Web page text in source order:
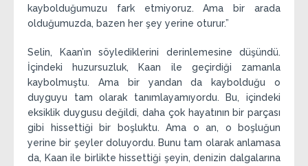
kaybolduğumuzu fark etmiyoruz. Ama bir arada
olduğumuzda, bazen her şey yerine oturur.”
Selin, Kaan’ın söylediklerini derinlemesine düşündü.
İçindeki huzursuzluk, Kaan ile geçirdiği zamanla
kaybolmuştu. Ama bir yandan da kaybolduğu o
duyguyu tam olarak tanımlayamıyordu. Bu, içindeki
eksiklik duygusu değildi, daha çok hayatının bir parçası
gibi hissettiği bir boşluktu. Ama o an, o boşluğun
yerine bir şeyler doluyordu. Bunu tam olarak anlamasa
da, Kaan ile birlikte hissettiği şeyin, denizin dalgalarına